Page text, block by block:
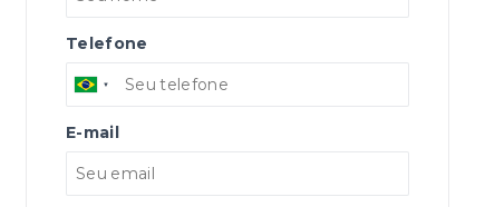
Telefone
E-mail